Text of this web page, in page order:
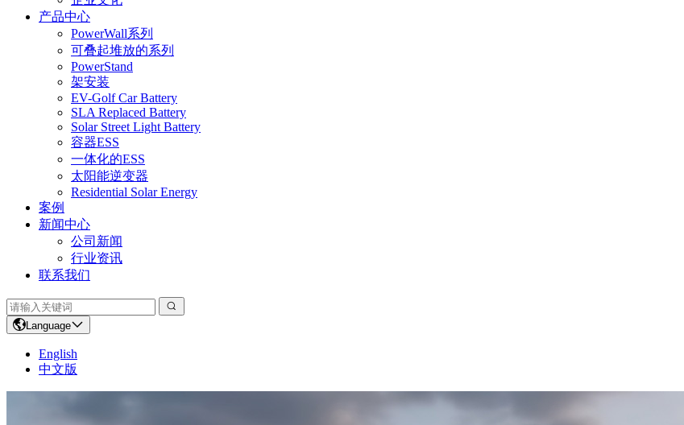
产品中心
PowerWall系列
可叠起堆放的系列
PowerStand
架安装
EV-Golf Car Battery
SLA Replaced Battery
Solar Street Light Battery
容器ESS
一体化的ESS
太阳能逆变器
Residential Solar Energy
案例
新闻中心
公司新闻
行业资讯
联系我们
Language
English
中文版